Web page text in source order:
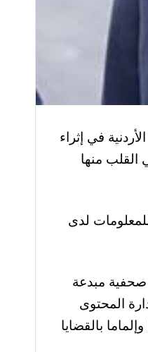
في إثراء
القلب منها
لدى
صحفية مبدعة
المحتوى
بالقضايا